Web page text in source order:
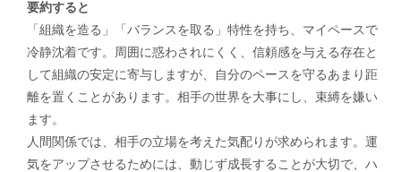
要約すると
「組織を造る」「バランスを取る」特性を持ち、マイペースで
冷静沈着です。周囲に惑わされにくく、信頼感を与える存在と
して組織の安定に寄与しますが、自分のペースを守るあまり距
離を置くことがあります。相手の世界を大事にし、束縛を嫌い
ます。
人間関係では、相手の立場を考えた気配りが求められます。運
気をアップさせるためには、動じず成長することが大切で、ハ